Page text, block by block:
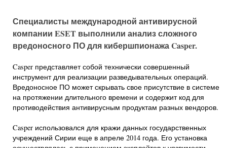
Специалисты международной антивирусной
компании ESET выполнили анализ сложного
вредоносного ПО для кибершпионажа Casper.
Casper представляет собой технически совершенный
инструмент для реализации разведывательных операций.
Вредоносное ПО может скрывать свое присутствие в системе
на протяжении длительного времени и содержит код для
противодействия антивирусным продуктам разных вендоров.
Casper использовался для кражи данных государственных
учреждений Сирии еще в апреле 2014 года. Его установка